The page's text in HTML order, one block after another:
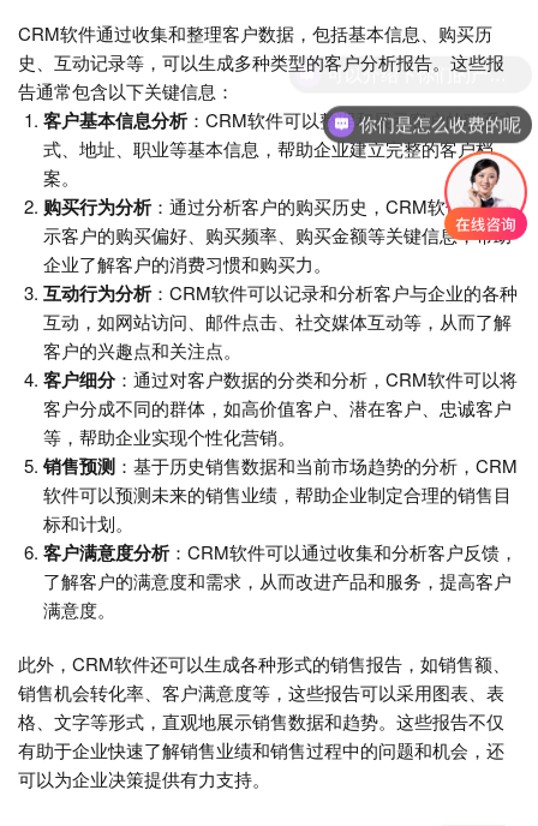
CRM软件通过收集和整理客户数据，包括基本信息、购买历
史、互动记录等，可以生成多种类型的客户分析报告。这些报
告通常包含以下关键信息：
客户基本信息分析：CRM软件可以整理和展示客户的联系方
式、地址、职业等基本信息，帮助企业建立完整的客户档
案。
购买行为分析：通过分析客户的购买历史，CRM软件可以揭
示客户的购买偏好、购买频率、购买金额等关键信息，帮助
企业了解客户的消费习惯和购买力。
互动行为分析：CRM软件可以记录和分析客户与企业的各种
互动，如网站访问、邮件点击、社交媒体互动等，从而了解
客户的兴趣点和关注点。
客户细分：通过对客户数据的分类和分析，CRM软件可以将
客户分成不同的群体，如高价值客户、潜在客户、忠诚客户
等，帮助企业实现个性化营销。
销售预测 ：基于历史销售数据和当前市场趋势的分析，CRM
软件可以预测未来的销售业绩，帮助企业制定合理的销售目
标和计划。
客户满意度分析：CRM软件可以通过收集和分析客户反馈，
了解客户的满意度和需求，从而改进产品和服务，提高客户
满意度。
此外，CRM软件还可以生成各种形式的销售报告，如销售额、
销售机会转化率、客户满意度等，这些报告可以采用图表、表
格、文字等形式，直观地展示销售数据和趋势。这些报告不仅
有助于企业快速了解销售业绩和销售过程中的问题和机会，还
可以为企业决策提供有力支持。
可以介绍下你们的产品么
你们是怎么收费的呢